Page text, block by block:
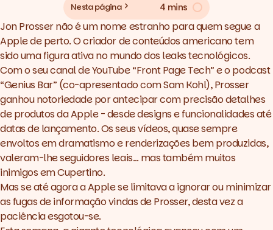
Nesta página 4 mins
Jon Prosser não é um nome estranho para quem segue a
Apple de perto. O criador de conteúdos americano tem
sido uma figura ativa no mundo dos leaks tecnológicos.
Com o seu canal de YouTube “Front Page Tech” e o podcast
“Genius Bar” (co-apresentado com Sam Kohl), Prosser
ganhou notoriedade por antecipar com precisão detalhes
de produtos da Apple - desde designs e funcionalidades até
datas de lançamento. Os seus vídeos, quase sempre
envoltos em dramatismo e renderizações bem produzidas,
valeram-lhe seguidores leais… mas também muitos
inimigos em Cupertino.
Mas se até agora a Apple se limitava a ignorar ou minimizar
as fugas de informação vindas de Prosser, desta vez a
paciência esgotou-se.